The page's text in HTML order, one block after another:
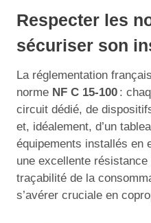
Respecter les
sécuriser son
La réglementation
norme NF C 15-100 :
circuit dédié, de
et, idéalement, d’un
équipements installés en
une excellente
traçabilité de la
s’avérer cruciale en